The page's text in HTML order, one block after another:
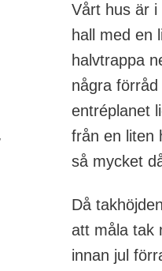
Vårt hus är
hall med en
halvtrappa
några
entréplanet
från en liten
så mycket
Då
att måla tak
innan jul